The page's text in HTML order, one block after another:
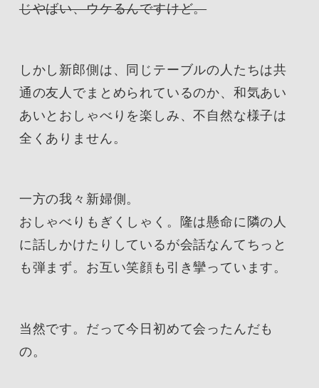
じやばい、ウケるんですけど。
しかし新郎側は、同じテーブルの人たちは共
通の友人でまとめられているのか、和気あい
あいとおしゃべりを楽しみ、不自然な様子は
全くありません。
一方の我々新婦側。
おしゃべりもぎくしゃく。隆は懸命に隣の人
に話しかけたりしているが会話なんてちっと
も弾まず。お互い笑顔も引き攣っています。
当然です。だって今日初めて会ったんだも
の。